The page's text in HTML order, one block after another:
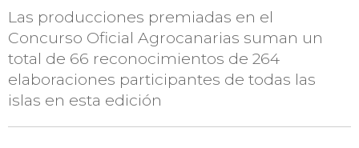
Las producciones premiadas en el
Concurso Oficial Agrocanarias suman un
total de 66 reconocimientos de 264
elaboraciones participantes de todas las
islas en esta edición